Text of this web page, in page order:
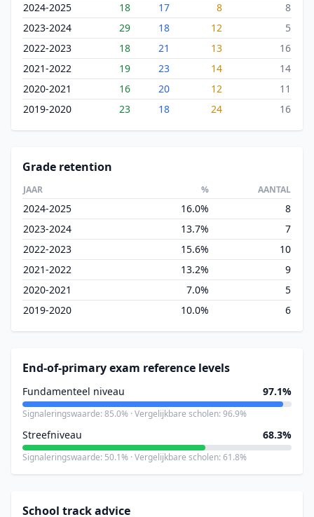
2024-2025 18 17 8
8
2023-2024
29 18 12
5
2022-2023
18 21 13
16
2021-2022
19 23 14
14
2020-2021
16 20 12
11
2019-2020
23 18 24 16
Grade retention
JAAR % AANTAL
2024-2025 16.0%
8
2023-2024
13.7%
7
2022-2023
15.6%
10
2021-2022
13.2%
9
2020-2021
7.0%
5
2019-2020
10.0% 6
End-of-primary exam reference levels
Fundamenteel niveau 97.1%
Signaleringswaarde: 85.0% · Vergelijkbare scholen: 96.9%
Streefniveau 68.3%
Signaleringswaarde: 50.1% · Vergelijkbare scholen: 61.8%
School track advice